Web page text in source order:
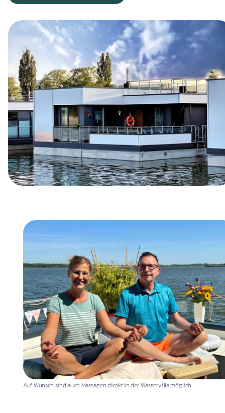
Auf Wunsch sind auch Massagen direkt in der Wasservilla möglich.